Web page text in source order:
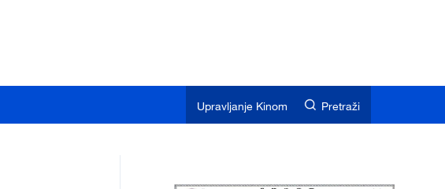
Upravljanje Kinom Pretraži